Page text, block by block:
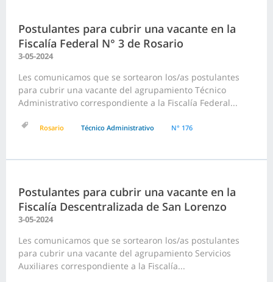
Postulantes para cubrir una vacante en la
Fiscalía Federal N° 3 de Rosario
3-05-2024
Les comunicamos que se sortearon los/as postulantes
para cubrir una vacante del agrupamiento Técnico
Administrativo correspondiente a la Fiscalía Federal...
Rosario Técnico Administrativo N° 176
Postulantes para cubrir una vacante en la
Fiscalía Descentralizada de San Lorenzo
3-05-2024
Les comunicamos que se sortearon los/as postulantes
para cubrir una vacante del agrupamiento Servicios
Auxiliares correspondiente a la Fiscalía...